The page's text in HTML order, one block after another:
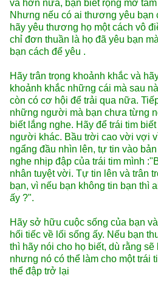
và hơn nữa, bạn biết rộng mở
Nhưng nếu có ai thương yêu bạn
hãy yêu thương họ một cách vô
chỉ đơn thuần là họ đã yêu bạn
bạn cách để yêu .
Hãy trân trọng khoảnh khắc và
khoảnh khắc những cái mà sau
còn có cơ hội để trải qua nữa.
những người mà bạn chưa từng
biết lắng nghe. Hãy để trái tim
người khác. Bầu trời cao vời vợi
ngẩng đầu nhìn lên, tự tin vào
nghe nhịp đập của trái tim mình
nhân tuyệt vời. Tự tin lên và trân
bạn, vì nếu bạn không tin bạn thì
ấy ?".
Hãy sở hữu cuộc sống của bạn
hối tiếc về lối sống ấy. Nếu bạn
thì hãy nói cho họ biết, dù rằng sẽ
nhưng nó có thể làm cho một trái
thể đập trở lại